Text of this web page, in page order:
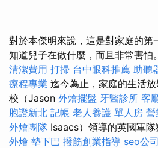
對於本傑明來說，這是對家庭的第
知道兒子在做什麼，而且非常害怕
清潔費用 打掃 台中眼科推薦 助聽
療程專業 迄今為止，家庭的生活
校（Jason 外燴擺盤 牙醫診所 客
胞證新北 記帳 老人養護 單人房 營
外燴團隊 Isaacs）領導的英國軍隊
外燴 墊下巴 撥筋創業指導 seo公司